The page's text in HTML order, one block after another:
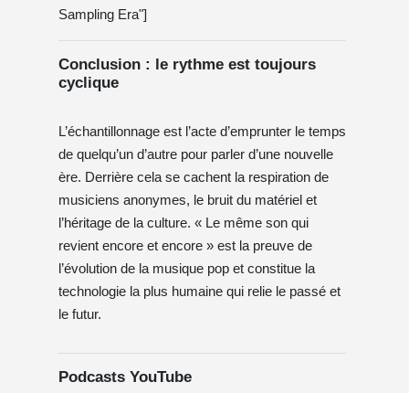
Sampling Era"]
Conclusion : le rythme est toujours
cyclique
L’échantillonnage est l’acte d’emprunter le temps
de quelqu’un d’autre pour parler d’une nouvelle
ère. Derrière cela se cachent la respiration de
musiciens anonymes, le bruit du matériel et
l’héritage de la culture. « Le même son qui
revient encore et encore » est la preuve de
l’évolution de la musique pop et constitue la
technologie la plus humaine qui relie le passé et
le futur.
Podcasts YouTube